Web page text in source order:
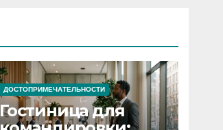
ДОСТОПРИМЕЧАТЕЛЬНОСТИ
Гостиница для